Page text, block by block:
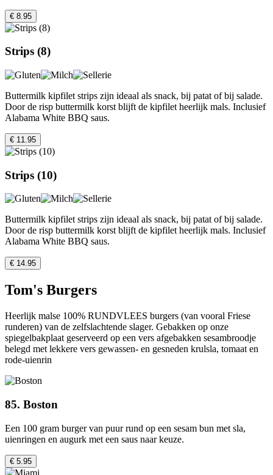
€ 8.95
Strips (8)
Buttermilk kipfilet strips zijn ideaal als snack, bij patat of bij salade.
Door de risp buttermilk korst blijft de kipfilet heerlijk mals. Inclusief
Alabama White BBQ saus.
€ 11.95
Strips (10)
Buttermilk kipfilet strips zijn ideaal als snack, bij patat of bij salade.
Door de risp buttermilk korst blijft de kipfilet heerlijk mals. Inclusief
Alabama White BBQ saus.
€ 14.95
Tom's Burgers
Heerlijk malse 100% RUNDVLEES burgers (van vooral Friese
runderen) van de zelfslachtende slager. Gebakken op onze
spiegelbakplaat geserveerd op een vers afgebakken sesambroodje
belegd met lekkere vers gewassen- en gesneden krulsla, tomaat en
rode-uienrin
85. Boston
Een 100 gram burger van puur rund op een sesam bun met sla,
uienringen en augurk met een saus naar keuze.
€ 5.95